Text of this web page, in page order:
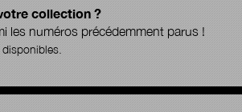
collection ?
les numéros précédemment parus !